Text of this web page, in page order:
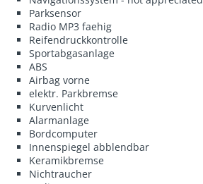
Parksensor
Radio MP3 faehig
Reifendruckkontrolle
Sportabgasanlage
ABS
Airbag vorne
elektr. Parkbremse
Kurvenlicht
Alarmanlage
Bordcomputer
Innenspiegel abblendbar
Keramikbremse
Nichtraucher